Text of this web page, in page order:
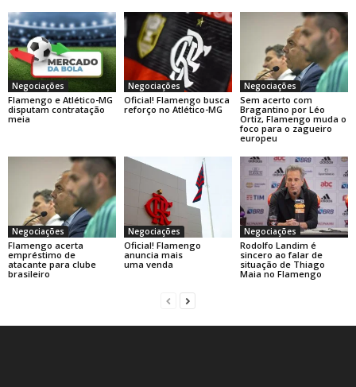
Negociações
Flamengo e Atlético-MG
disputam contratação
meia
Negociações
Oficial! Flamengo busca
reforço no Atlético-MG
Negociações
Sem acerto com
Bragantino por Léo
Ortiz, Flamengo muda o
foco para o zagueiro
europeu
Negociações
Flamengo acerta
empréstimo de
atacante para clube
brasileiro
Negociações
Oficial! Flamengo
anuncia mais
uma venda
Negociações
Rodolfo Landim é
sincero ao falar de
situação de Thiago
Maia no Flamengo